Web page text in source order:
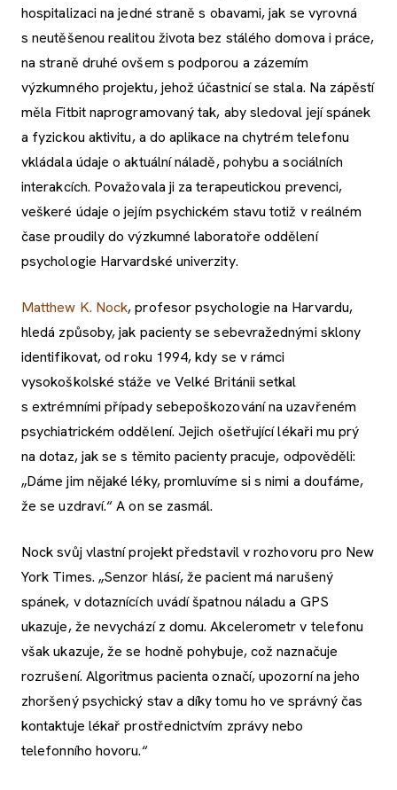
hospitalizaci na jedné straně s obavami, jak se vyrovná
s neutěšenou realitou života bez stálého domova i práce,
na straně druhé ovšem s podporou a zázemím
výzkumného projektu, jehož účastnicí se stala. Na zápěstí
měla Fitbit naprogramovaný tak, aby sledoval její spánek
a fyzickou aktivitu, a do aplikace na chytrém telefonu
vkládala údaje o aktuální náladě, pohybu a sociálních
interakcích. Považovala ji za terapeutickou prevenci,
veškeré údaje o jejím psychickém stavu totiž v reálném
čase proudily do výzkumné laboratoře oddělení
psychologie Harvardské univerzity.
Matthew K. Nock, profesor psychologie na Harvardu,
hledá způsoby, jak pacienty se sebevražednými sklony
identifikovat, od roku 1994, kdy se v rámci
vysokoškolské stáže ve Velké Británii setkal
s extrémními případy sebepoškozování na uzavřeném
psychiatrickém oddělení. Jejich ošetřující lékaři mu prý
na dotaz, jak se s těmito pacienty pracuje, odpověděli:
„Dáme jim nějaké léky, promluvíme si s nimi a doufáme,
že se uzdraví.“ A on se zasmál.
Nock svůj vlastní projekt představil v rozhovoru pro New
York Times. „Senzor hlásí, že pacient má narušený
spánek, v dotaznících uvádí špatnou náladu a GPS
ukazuje, že nevychází z domu. Akcelerometr v telefonu
však ukazuje, že se hodně pohybuje, což naznačuje
rozrušení. Algoritmus pacienta označí, upozorní na jeho
zhoršený psychický stav a díky tomu ho ve správný čas
kontaktuje lékař prostřednictvím zprávy nebo
telefonního hovoru.“